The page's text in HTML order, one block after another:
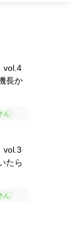
vol.4
長か
vol.3
たら